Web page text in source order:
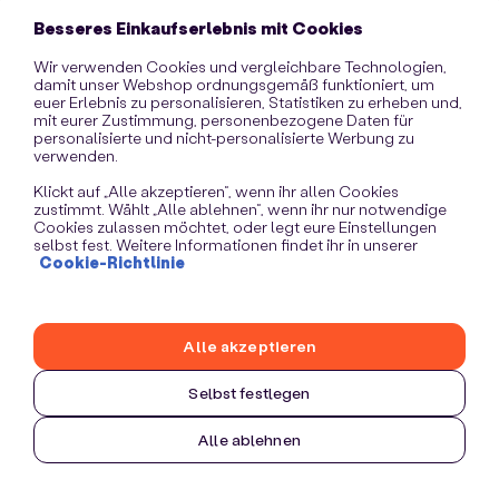
information).
Besseres Einkaufserlebnis mit Cookies
Wir verwenden Cookies und vergleichbare Technologien,
damit unser Webshop ordnungsgemäß funktioniert, um
euer Erlebnis zu personalisieren, Statistiken zu erheben und,
mit eurer Zustimmung, personenbezogene Daten für
personalisierte und nicht-personalisierte Werbung zu
verwenden.
Klickt auf „Alle akzeptieren“, wenn ihr allen Cookies
zustimmt. Wählt „Alle ablehnen“, wenn ihr nur notwendige
Cookies zulassen möchtet, oder legt eure Einstellungen
selbst fest. Weitere Informationen findet ihr in unserer
Cookie-Richtlinie
Selbst festlegen
Alle ablehnen
Alle akzeptieren